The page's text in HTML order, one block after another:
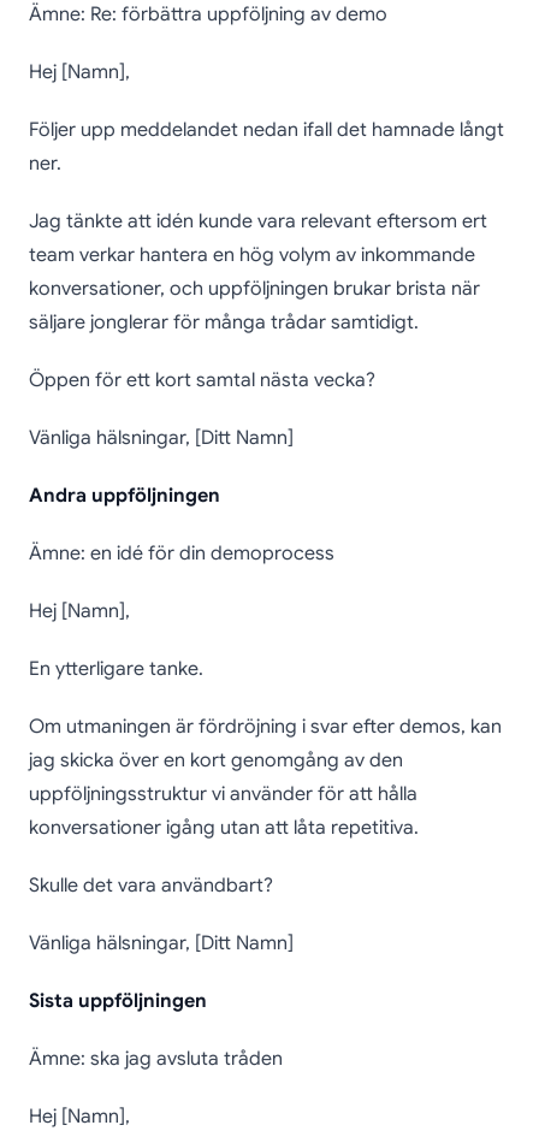
Ämne: Re: förbättra uppföljning av demo
Hej [Namn],
Följer upp meddelandet nedan ifall det hamnade långt
ner.
Jag tänkte att idén kunde vara relevant eftersom ert
team verkar hantera en hög volym av inkommande
konversationer, och uppföljningen brukar brista när
säljare jonglerar för många trådar samtidigt.
Öppen för ett kort samtal nästa vecka?
Vänliga hälsningar, [Ditt Namn]
Andra uppföljningen
Ämne: en idé för din demoprocess
Hej [Namn],
En ytterligare tanke.
Om utmaningen är fördröjning i svar efter demos, kan
jag skicka över en kort genomgång av den
uppföljningsstruktur vi använder för att hålla
konversationer igång utan att låta repetitiva.
Skulle det vara användbart?
Vänliga hälsningar, [Ditt Namn]
Sista uppföljningen
Ämne: ska jag avsluta tråden
Hej [Namn],